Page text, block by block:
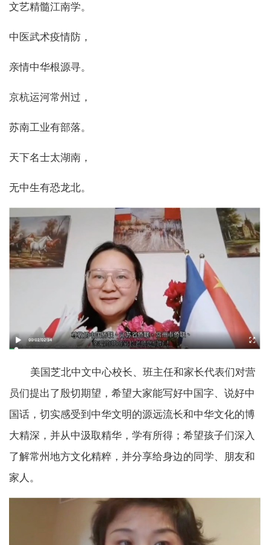
文艺精髓江南学。
中医武术疫情防，
亲情中华根源寻。
京杭运河常州过，
苏南工业有部落。
天下名士太湖南，
无中生有恐龙北。
美国芝北中文中心校长、班主任和家长代表们对营
员们提出了殷切期望，希望大家能写好中国字、说好中
国话，切实感受到中华文明的源远流长和中华文化的博
大精深，并从中汲取精华，学有所得；希望孩子们深入
了解常州地方文化精粹，并分享给身边的同学、朋友和
家人。